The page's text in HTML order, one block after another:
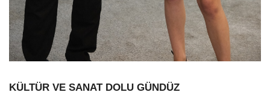
KÜLTÜR VE SANAT DOLU GÜNDÜZ